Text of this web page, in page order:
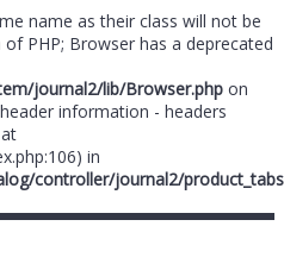
name as their class will not be
PHP; Browser has a deprecated
journal2/lib/Browser.php on
information - headers
in
controller/journal2/